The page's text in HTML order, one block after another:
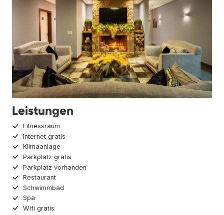
Leistungen
Fitnessraum
Internet gratis
Klimaanlage
Parkplatz gratis
Parkplatz vorhanden
Restaurant
Schwimmbad
Spa
Wifi gratis